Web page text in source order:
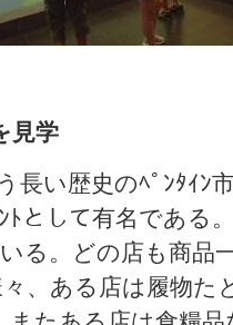
見学
い歴史のﾍﾟﾝﾀｲﾝ
ﾄとして有名である
る。どの店も商品
、ある店は履物た